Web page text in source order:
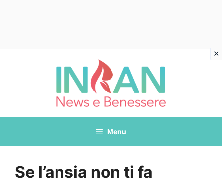
Menu
Se l’ansia non ti fa